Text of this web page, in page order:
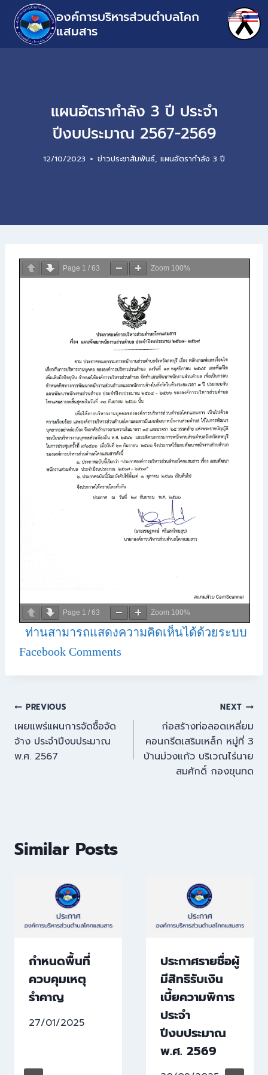
องค์การบริหารส่วนตำบลโคก
แสมสาร
แผนอัตรากำลัง 3 ปี ประจำ
ปีงบประมาณ 2567-2569
12/10/2023 ข่าวประชาสัมพันธ์, แผนอัตรากำลัง 3 ปี
Page 1 / 63 Zoom 100%
Page 1 / 63 Zoom 100%
ท่านสามารถแสดงความคิดเห็นได้ด้วยระบบ
Facebook Comments
PREVIOUS
เผยแพร่แผนการจัดซื้อจัด
จ้าง ประจำปีงบประมาณ
พ.ศ. 2567
NEXT
ก่อสร้างท่อลอดเหลี่ยม
คอนกรีตเสริมเหล็ก หมู่ที่ 3
บ้านม่วงแก้ว บริเวณไร่นาย
สมศักดิ์ กองขุนทด
Similar Posts
กำหนดพื้นที่
ควบคุมเหตุ
รำคาญ
27/01/2025
ประกาศรายชื่อผู้
มีสิทธิรับเงิน
เบี้ยความพิการ
ประจำ
ปีงบประมาณ
พ.ศ. 2569